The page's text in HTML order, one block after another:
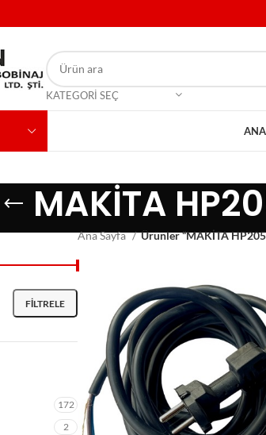
KATEGORI SEÇ
MAKİTA
FILTRELE
172
2
Ana Sayfa Ürünler “MAKİTA